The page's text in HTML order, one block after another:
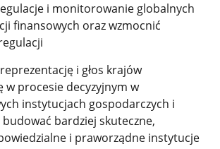
i monitorowanie globalnych
finansowych oraz wzmocnić
i głos krajów
w procesie decyzyjnym w
instytucjach gospodarczych i
bardziej skuteczne,
i praworządne instytucje